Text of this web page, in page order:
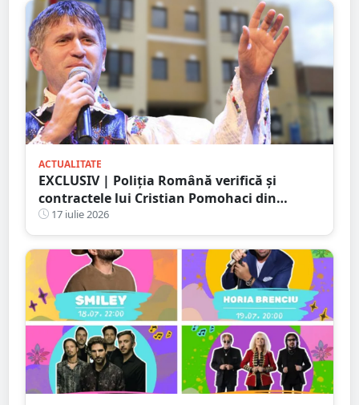
ACTUALITATE
EXCLUSIV | Poliția Română verifică și
contractele lui Cristian Pomohaci din
județul Satu Mare. PresaSM a reușit să
oprească un concert încă din 2023
17 iulie 2026